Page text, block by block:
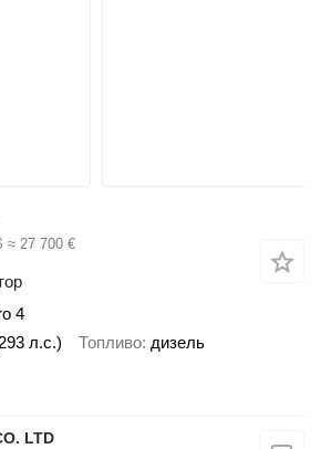
≈ 27 700 €
4
л.с.) Топливо дизель
LTD